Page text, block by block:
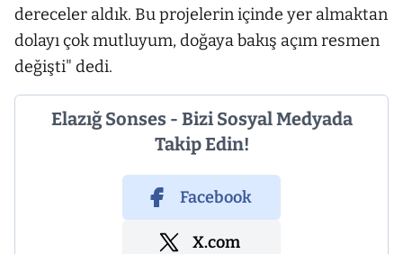
dereceler aldık. Bu projelerin içinde yer almaktan
dolayı çok mutluyum, doğaya bakış açım resmen
değişti" dedi.
Elazığ Sonses - Bizi Sosyal Medyada
Takip Edin!
Facebook
X.com